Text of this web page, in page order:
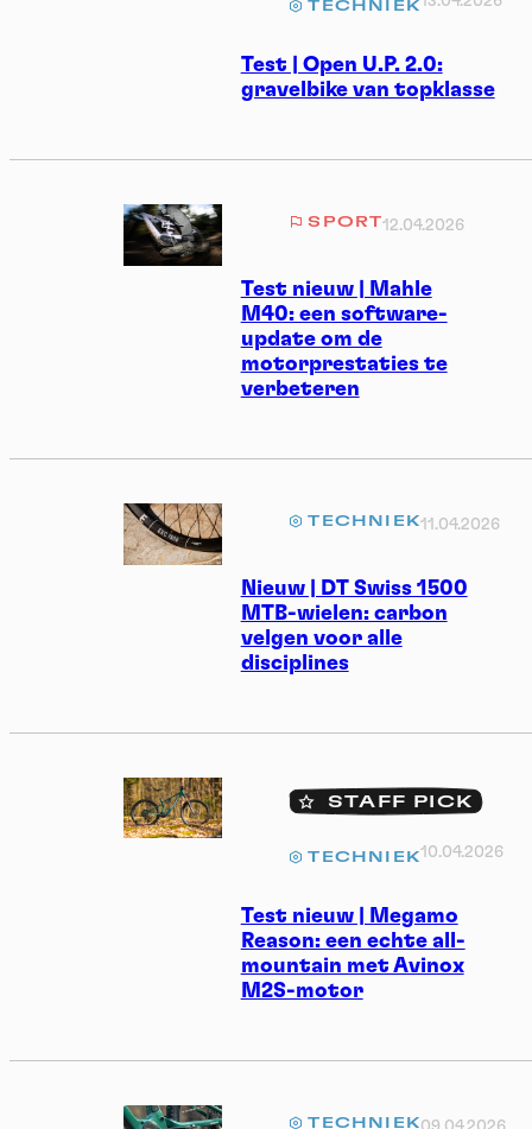
Test | Open U.P. 2.0:
gravelbike van topklasse
TECHNIEK
Test nieuw | Mahle
M40: een software-
update om de
motorprestaties te
verbeteren
SPORT12.04.2026
Nieuw | DT Swiss 1500
MTB-wielen: carbon
velgen voor alle
disciplines
TECHNIEK11.04.2026
Test nieuw | Megamo
Reason: een echte all-
mountain met Avinox
M2S-motor
STAFF PICK
TECHNIEK10.04.2026
TECHNIEK
Cookies management